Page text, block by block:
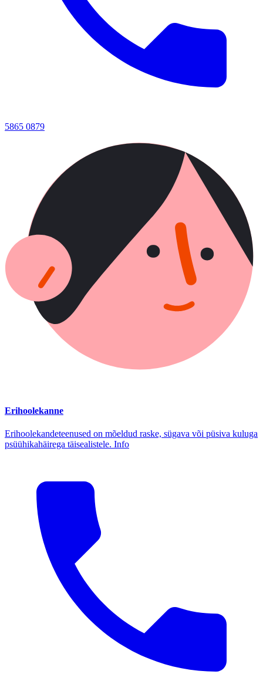
5865 0879
Erihoolekanne
Erihoolekandeteenused on mõeldud raske, sügava või püsiva kuluga
psüühikahäirega täisealistele. Info